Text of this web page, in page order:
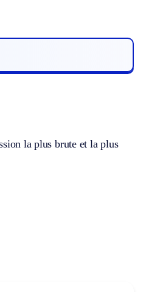
la plus brute et la plus